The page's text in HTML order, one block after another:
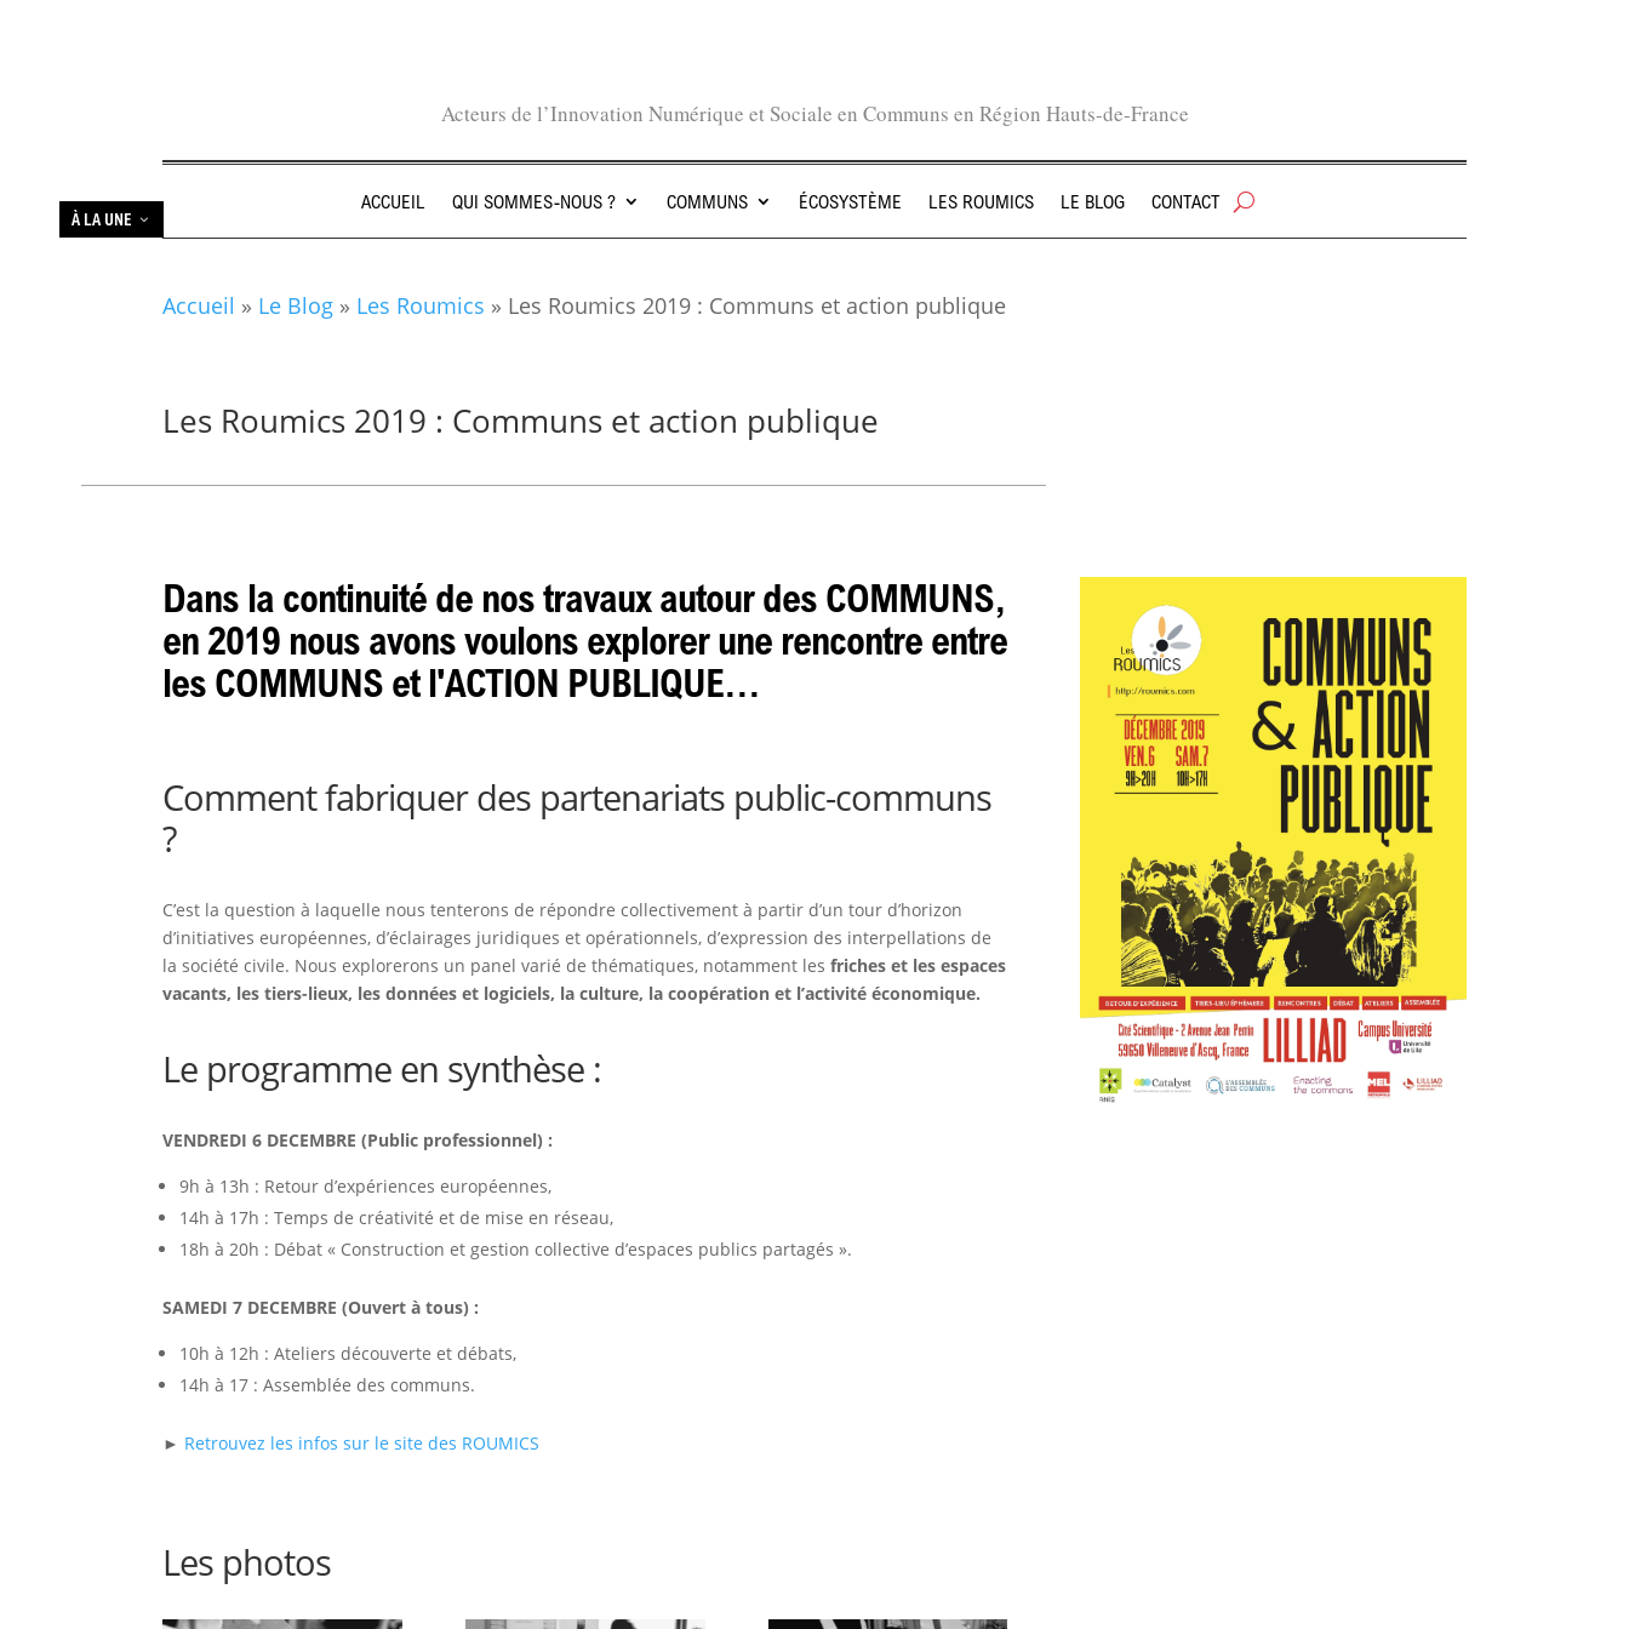
Acteurs de l’Innovation Numérique et Sociale en Communs en Région Hauts-de-France
ACCUEIL QUI SOMMES-NOUS ? COMMUNS ÉCOSYSTÈME LES ROUMICS LE BLOG CONTACT
À LA UNE
Accueil » Le Blog » Les Roumics » Les Roumics 2019 : Communs et action publique
Les Roumics 2019 : Communs et action publique
Dans la continuité de nos travaux autour des COMMUNS,
en 2019 nous avons voulons explorer une rencontre entre
les COMMUNS et l'ACTION PUBLIQUE...
Comment fabriquer des partenariats public-communs
?
C’est la question à laquelle nous tenterons de répondre collectivement à partir d’un tour d’horizon
d’initiatives européennes, d’éclairages juridiques et opérationnels, d’expression des interpellations de
la société civile. Nous explorerons un panel varié de thématiques, notamment lesfriches et les espaces
vacants, les tiers-lieux, les données et logiciels, la culture, la coopération et l’activité économique.
Le programme en synthèse :
VENDREDI 6 DECEMBRE (Public professionnel) :
9h à 13h : Retour d’expériences européennes,
14h à 17h : Temps de créativité et de mise en réseau,
18h à 20h : Débat « Construction et gestion collective d’espaces publics partagés ».
SAMEDI 7 DECEMBRE (Ouvert à tous) :
10h à 12h : Ateliers découverte et débats,
14h à 17 : Assemblée des communs.
► Retrouvez les infos sur le site des ROUMICS
Les photos